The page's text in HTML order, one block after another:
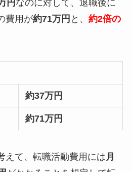
円なのに対して、退職後に
費用が約71万円 と、 約2倍の
約37万円
約71万円
えて、転職活動費用には月